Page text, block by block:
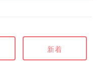
新着